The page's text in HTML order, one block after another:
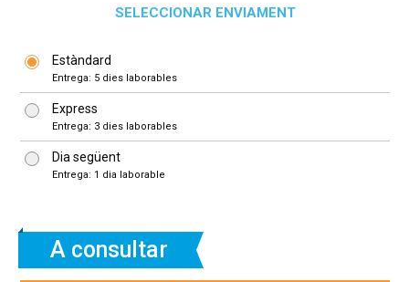
SELECCIONAR ENVIAMENT
Estàndard
Entrega: 5 dies laborables
Express
Entrega: 3 dies laborables
Dia següent
Entrega: 1 dia laborable
A consultar